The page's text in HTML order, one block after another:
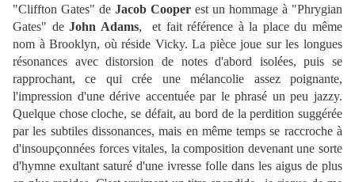
"Cliffton Gates" de Jacob Cooper est un hommage à "Phrygian
Gates" deJohn Adams, et fait référence à la place du même
nom à Brooklyn, où réside Vicky. La pièce joue sur les longues
résonances avec distorsion de notes d'abord isolées, puis se
rapprochant, ce qui crée une mélancolie assez poignante,
l'impression d'une dérive accentuée par le phrasé un peu jazzy.
Quelque chose cloche, se défait, au bord de la perdition suggérée
par les subtiles dissonances, mais en même temps se raccroche à
d'insoupçonnées forces vitales, la composition devenant une sorte
d'hymne exultant saturé d'une ivresse folle dans les aigus de plus